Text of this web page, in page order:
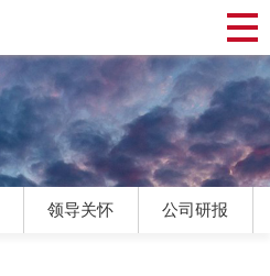
领导关怀 公司研报